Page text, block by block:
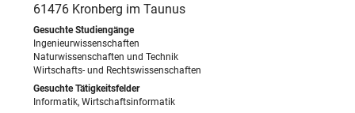
61476 Kronberg im Taunus
Ingenieurwissenschaften
Naturwissenschaften und Technik
Wirtschafts- und Rechtswissenschaften
Informatik, Wirtschaftsinformatik